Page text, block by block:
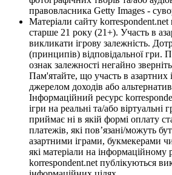
правовласника Getty Images -
Матеріали сайту korrespondent.net
старше 21 року (21+). Участь в
викликати ігрову залежність.
(принципів) відповідальної гри.
ознак залежності негайно
Пам'ятайте, що участь в азартних
джерелом доходів або
Інформаційний ресурс
ігри на реальні та/або віртуальні
приймає ні в якій формі оплату
платежів, які пов’язані/можуть
азартними іграми, букмекерами
які матеріали на інформаційному
korrespondent.net публікуються